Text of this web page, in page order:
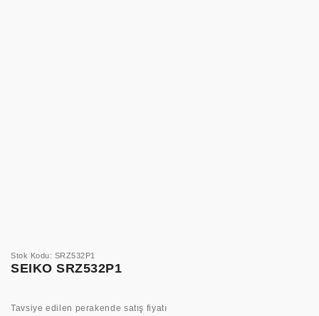
Stok Kodu: SRZ532P1
SEIKO SRZ532P1
Tavsiye edilen perakende satış fiyatı